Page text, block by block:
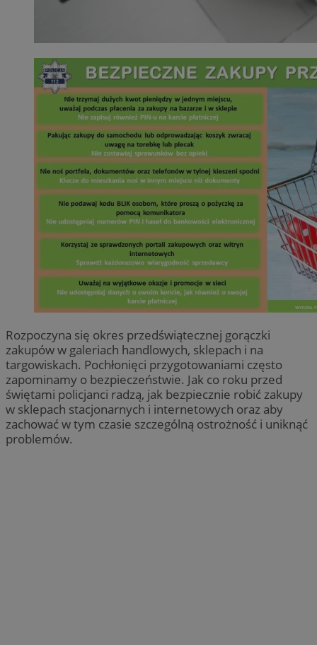
Rozpoczyna się okres przedświątecznej gorączki
zakupów w galeriach handlowych, sklepach i na
targowiskach. Pochłonięci przygotowaniami często
zapominamy o bezpieczeństwie. Jak co roku przed
świętami policjanci radzą, jak bezpiecznie robić zakupy
w sklepach stacjonarnych i internetowych oraz aby
zachować w tym czasie szczególną ostrożność i uniknąć
problemów.